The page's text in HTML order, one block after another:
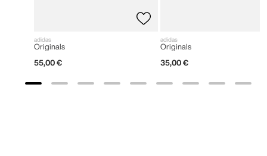
adidas
Originals
55,00 €
adidas
Originals
35,00 €